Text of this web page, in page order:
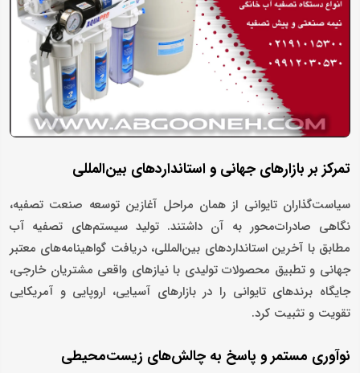
تمرکز بر بازارهای جهانی و استانداردهای بین‌المللی
سیاست‌گذاران تایوانی از همان مراحل آغازین توسعه صنعت تصفیه،
نگاهی صادرات‌محور به آن داشتند. تولید سیستم‌های تصفیه آب
مطابق با آخرین استانداردهای بین‌المللی، دریافت گواهینامه‌های معتبر
جهانی و تطبیق محصولات تولیدی با نیازهای واقعی مشتریان خارجی،
جایگاه برندهای تایوانی را در بازارهای آسیایی، اروپایی و آمریکایی
تقویت و تثبیت کرد.
نوآوری مستمر و پاسخ به چالش‌های زیست‌محیطی